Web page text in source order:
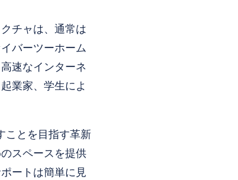
チャは、通常は
バーツーホーム
速なインターネ
業家、学生によ
ことを目指す革新
スペースを提供
ートは簡単に見